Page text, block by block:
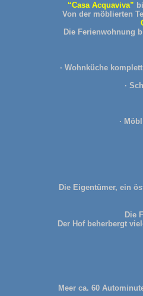
“Casa Acquaviva”
Von der möblierten
Die Ferienwohnung
· Wohnküche
·
·
Die Eigentümer, ein
Die
Der Hof beherbergt
Meer ca. 60